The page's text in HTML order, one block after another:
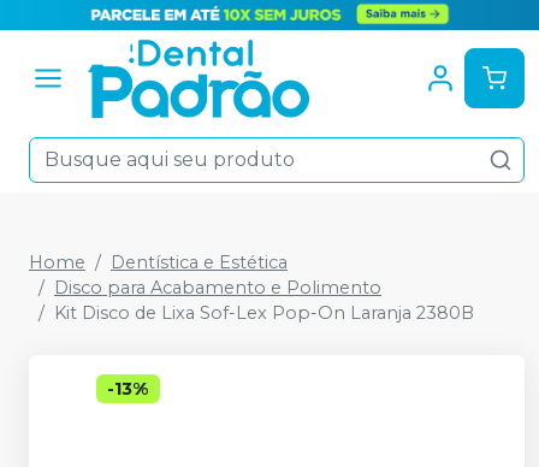
Home
Dentística e Estética
Disco para Acabamento e Polimento
Kit Disco de Lixa Sof-Lex Pop-On Laranja 2380B
-13%